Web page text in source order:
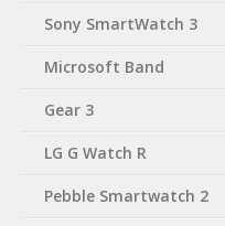
Sony SmartWatch 3
Microsoft Band
Gear 3
LG G Watch R
Pebble Smartwatch 2